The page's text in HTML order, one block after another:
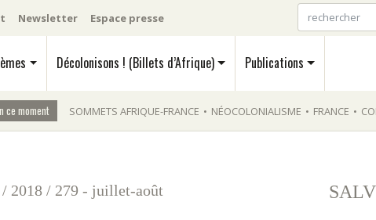
Newsletter Espace presse
Décolonisons ! (Billets d’Afrique) Publications
ce moment SOMMETS AFRIQUE-FRANCE • NÉOCOLONIALISME • FRANCE •
/ 2018 / 279 - juillet-août